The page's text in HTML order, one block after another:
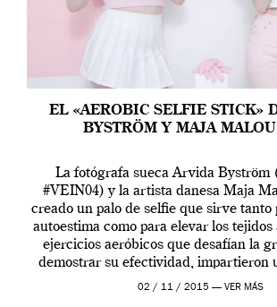
EL «AEROBIC SELFIE STICK»
BYSTRÖM Y MAJA
La fotógrafa sueca Arvida Byström
#VEIN04) y la artista danesa Maja
creado un palo de selfie que sirve tanto
autoestima como para elevar los tejidos
ejercicios aeróbicos que desafían la
demostrar su efectividad, impartieron
prueba en el Tate […]
02 / 11 / 2015 — VER MÁS